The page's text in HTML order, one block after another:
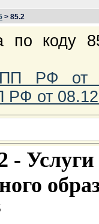
> 85.2
по коду
ПП РФ от
РФ от
Услуги